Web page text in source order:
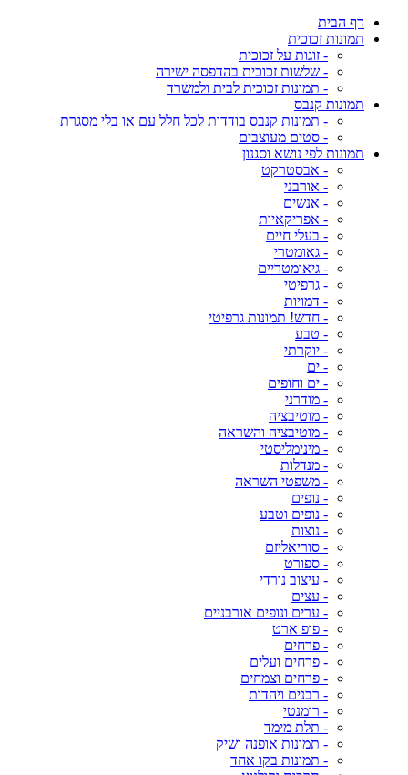
דף הבית
תמונות זכוכית
- זוגות על זכוכית
- שלשות זכוכית בהדפסה ישירה
- תמונות זכוכית לבית ולמשרד
תמונות קנבס
- תמונות קנבס בודדות לכל חלל עם או בלי מסגרת
- סטים מעוצבים
תמונות לפי נושא וסגנון
- אבסטרקט
- אורבני
- אנשים
- אפריקאיות
- בעלי חיים
- גאומטרי
- גיאומטריים
- גרפיטי
- דמויות
- חדש! תמונות גרפיטי
- טבע
- יוקרתי
- ים
- ים וחופים
- מודרני
- מוטיבציה
- מוטיבציה והשראה
- מינימליסטי
- מנדלות
- משפטי השראה
- נופים
- נופים וטבע
- נוצות
- סוריאליזם
- ספורט
- עיצוב נורדי
- עצים
- ערים ונופים אורבניים
- פופ ארט
- פרחים
- פרחים ועלים
- פרחים וצמחים
- רבנים ויהדות
- רומנטי
- תלת מימד
- תמונות אופנה ושיק
- תמונות בקו אחד